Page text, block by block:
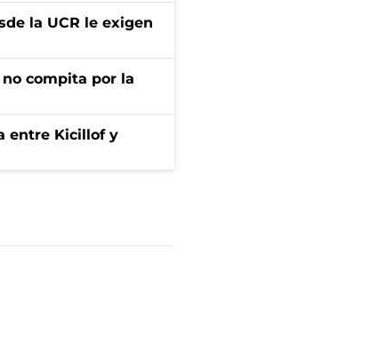
la UCR le exigen
compita por la
entre Kicillof y